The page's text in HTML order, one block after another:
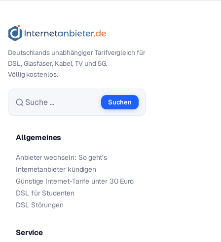
Deutschlands unabhängiger Tarif­vergleich für
DSL, Glasfaser, Kabel, TV und 5G.
Völlig kostenlos.
Suche nach:
Suchen
Allgemeines
Anbieter wechseln: So geht’s
Internetanbieter kündigen
Günstige Internet-Tarife unter 30 Euro
DSL für Studenten
DSL Störungen
Service